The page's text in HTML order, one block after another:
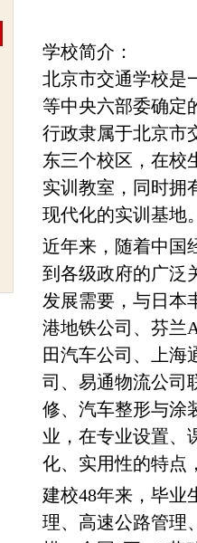
学校简介：
北京市交通学校是
等中央六部委确定
行政隶属于北京市
东三个校区，在校
实训教室，同时拥
现代化的实训基地
近年来，随着中国
到各级政府的广泛
发展需要，与日本
港地铁公司、芬兰
田汽车公司、上海
司、易通物流公司
修、汽车整形与涂
业，在专业设置、
化、实用性的特点
建校48年来，毕业
理、高速公路管理